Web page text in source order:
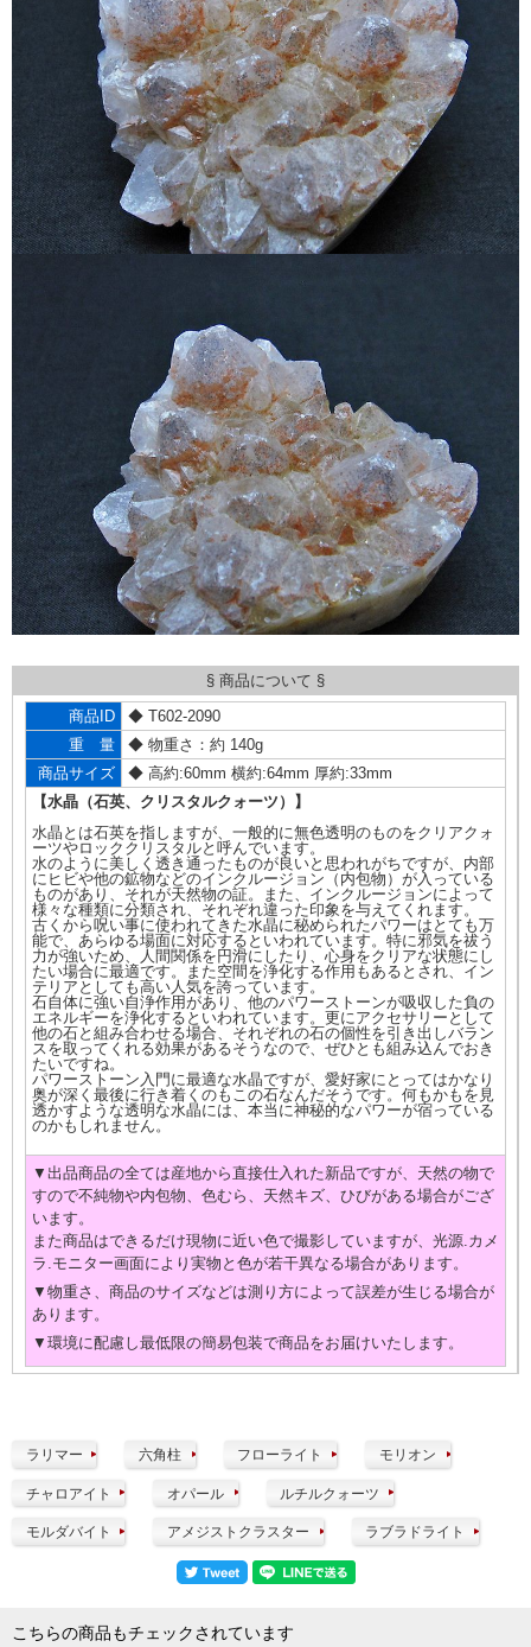
§ 商品について §
商品ID
◆ T602-2090
重 量
◆ 物重さ：約 140g
商品サイズ
◆ 高約:60mm 横約:64mm 厚約:33mm
【水晶（石英、クリスタルクォーツ）】
水晶とは石英を指しますが、一般的に無色透明のものをクリアクォ
ーツやロッククリスタルと呼んでいます。
水のように美しく透き通ったものが良いと思われがちですが、内部
にヒビや他の鉱物などのインクルージョン（内包物）が入っている
ものがあり、それが天然物の証。また、インクルージョンによって
様々な種類に分類され、それぞれ違った印象を与えてくれます。
古くから呪い事に使われてきた水晶に秘められたパワーはとても万
能で、あらゆる場面に対応するといわれています。特に邪気を祓う
力が強いため、人間関係を円滑にしたり、心身をクリアな状態にし
たい場合に最適です。また空間を浄化する作用もあるとされ、イン
テリアとしても高い人気を誇っています。
石自体に強い自浄作用があり、他のパワーストーンが吸収した負の
エネルギーを浄化するといわれています。更にアクセサリーとして
他の石と組み合わせる場合、それぞれの石の個性を引き出しバラン
スを取ってくれる効果があるそうなので、ぜひとも組み込んでおき
たいですね。
パワーストーン入門に最適な水晶ですが、愛好家にとってはかなり
奥が深く最後に行き着くのもこの石なんだそうです。何もかもを見
透かすような透明な水晶には、本当に神秘的なパワーが宿っている
のかもしれません。
▼出品商品の全ては産地から直接仕入れた新品ですが、天然の物で
すので不純物や内包物、色むら、天然キズ、ひびがある場合がござ
います。
また商品はできるだけ現物に近い色で撮影していますが、光源.カメ
ラ.モニター画面により実物と色が若干異なる場合があります。
▼物重さ、商品のサイズなどは測り方によって誤差が生じる場合が
あります。
▼環境に配慮し最低限の簡易包装で商品をお届けいたします。
ラリマー 六角柱 フローライト モリオン
チャロアイト オパール ルチルクォーツ
モルダバイト アメジストクラスター ラブラドライト
こちらの商品もチェックされています